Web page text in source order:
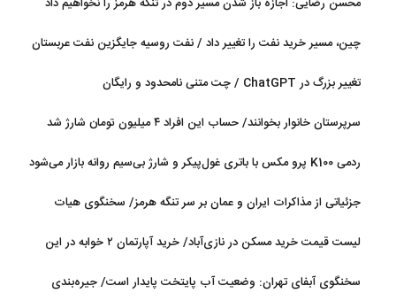
چین، مسیر خرید نفت را تغییر داد / نفت روسیه جایگزین نفت عربستان
تغییر بزرگ در ChatGPT / چت متنی نامحدود و رایگان
سرپرستان خانوار بخوانند/ حساب این افراد ۴ میلیون تومان شارژ شد
ردمی K100 پرو مکس با باتری غول‌پیکر و شارژ بی‌سیم روانه بازار می‌شود
جزئیاتی از مذاکرات ایران و عمان بر سر تنگه هرمز/ سخنگوی هیات
لیست قیمت خرید مسکن در نازی‌آباد/ خرید آپارتمان ۲ خوابه در این
سخنگوی آبفای تهران: وضعیت آب پایتخت پایدار است/ جیره‌بندی